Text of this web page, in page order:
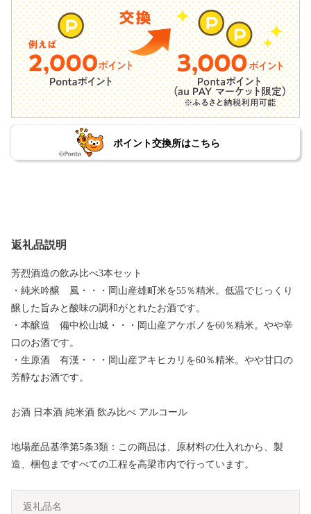
ポイント交換所はこちら
返礼品説明
芳烈酒造の飲み比べ3本セット
・純米吟醸 風・・・岡山産雄町米を55％精米。低温でじっくり
醸した旨みと酸味の調和がとれたお酒です。
・本醸造 備中松山城・・・岡山産アケボノを60％精米。やや辛
口のお酒です。
・生原酒 有漢・・・岡山産アキヒカリを60％精米。やや甘口の
芳醇なお酒です。
お酒 日本酒 純米酒 飲み比べ アルコール
地場産品基準第5条3類：この商品は、原材料の仕入れから、製
造、梱包まですべての工程を高梁市内で行っています。
返礼品名